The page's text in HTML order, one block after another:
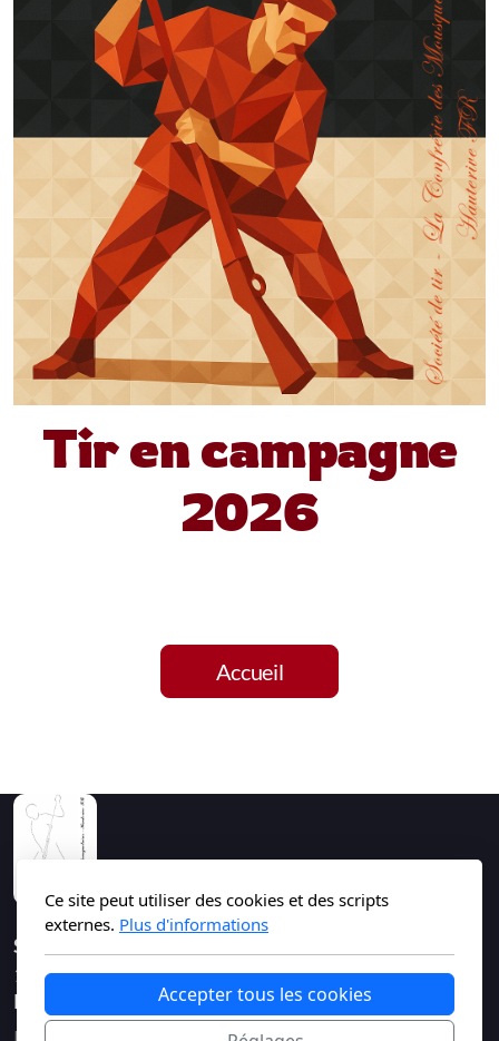
Tir en campagne
2026
Accueil
Société de tir - Les Mousquetaires d'Ecuvillens
1730 Ecuvillens
Légal
Ce site peut utiliser des cookies et des scripts
externes. Plus d'informations
Accepter tous les cookies